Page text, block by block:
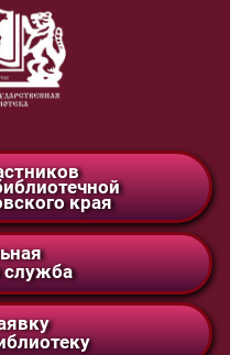
края
служба